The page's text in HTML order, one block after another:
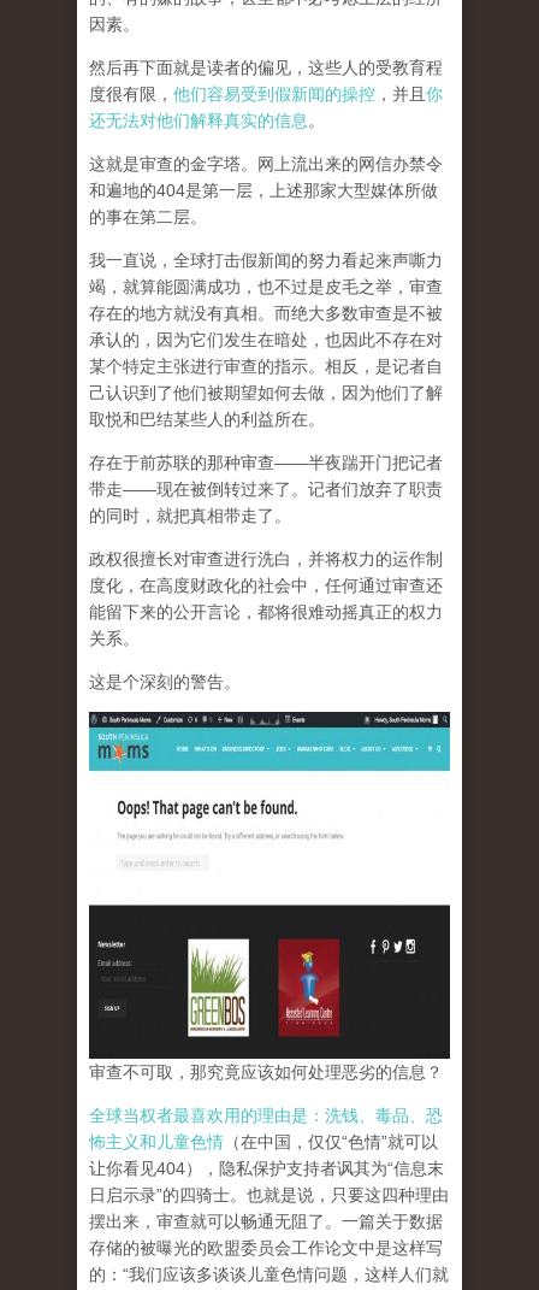
因素。
然后再下面就是读者的偏见，这些人的受教育程
度很有限， 他们容易受到假新闻的操控 ，并且 你
还无法对他们解释真实的信息 。
这就是审查的金字塔。网上流出来的网信办禁令
和遍地的404是第一层，上述那家大型媒体所做
的事在第二层。
我一直说，全球打击假新闻的努力看起来声嘶力
竭，就算能圆满成功，也不过是皮毛之举，审查
存在的地方就没有真相。而绝大多数审查是不被
承认的，因为它们发生在暗处，也因此不存在对
某个特定主张进行审查的指示。相反，是记者自
己认识到了他们被期望如何去做，因为他们了解
取悦和巴结某些人的利益所在。
存在于前苏联的那种审查——半夜踹开门把记者
带走——现在被倒转过来了。记者们放弃了职责
的同时，就把真相带走了。
政权很擅长对审查进行洗白，并将权力的运作制
度化，在高度财政化的社会中，任何通过审查还
能留下来的公开言论，都将很难动摇真正的权力
关系。
这是个深刻的警告。
审查不可取，那究竟应该如何处理恶劣的信息？
全球当权者最喜欢用的理由是：洗钱、毒品、恐
怖主义和儿童色情 （在中国，仅仅“色情”就可以
让你看见404），隐私保护支持者讽其为“信息末
日启示录”的四骑士。也就是说，只要这四种理由
摆出来，审查就可以畅通无阻了。一篇关于数据
存储的被曝光的欧盟委员会工作论文中是这样写
的：“我们应该多谈谈儿童色情问题，这样人们就